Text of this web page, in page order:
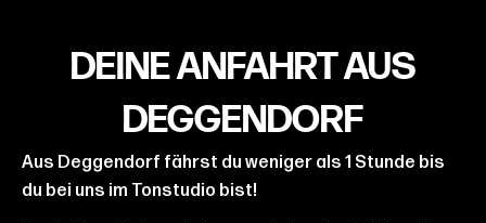
DEINE ANFAHRT AUS
DEGGENDORF
Aus Deggendorf fährst du weniger als 1 Stunde bis
du bei uns im Tonstudio bist!